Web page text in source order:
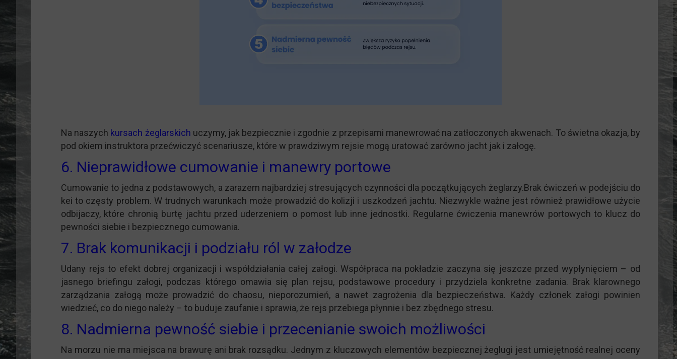
Na naszych kursach żeglarskich uczymy, jak bezpiecznie i zgodnie z przepisami manewrować na zatłoczonych akwenach. To świetna okazja, by
pod okiem instruktora przećwiczyć scenariusze, które w prawdziwym rejsie mogą uratować zarówno jacht jak i załogę.
6. Nieprawidłowe cumowanie i manewry portowe
Cumowanie to jedna z podstawowych, a zarazem najbardziej stresujących czynności dla początkujących żeglarzy.Brak ćwiczeń w podejściu do
kei to częsty problem. W trudnych warunkach może prowadzić do kolizji i uszkodzeń jachtu. Niezwykle ważne jest również prawidłowe użycie
odbijaczy, które chronią burtę jachtu przed uderzeniem o pomost lub inne jednostki. Regularne ćwiczenia manewrów portowych to klucz do
pewności siebie i bezpiecznego cumowania.
7. Brak komunikacji i podziału ról w załodze
Udany rejs to efekt dobrej organizacji i współdziałania całej załogi. Współpraca na pokładzie zaczyna się jeszcze przed wypłynięciem – od
jasnego briefingu załogi, podczas którego omawia się plan rejsu, podstawowe procedury i przydziela konkretne zadania. Brak klarownego
zarządzania załogą może prowadzić do chaosu, nieporozumień, a nawet zagrożenia dla bezpieczeństwa. Każdy członek załogi powinien
wiedzieć, co do niego należy – to buduje zaufanie i sprawia, że rejs przebiega płynnie i bez zbędnego stresu.
8. Nadmierna pewność siebie i przecenianie swoich możliwości
Na morzu nie ma miejsca na brawurę ani brak rozsądku. Jednym z kluczowych elementów bezpiecznej żeglugi jest umiejętność realnej oceny